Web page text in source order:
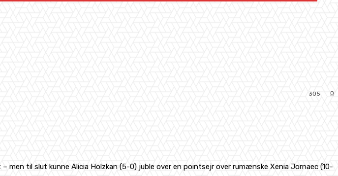
0
305
til slut kunne Alicia Holzkan (5-0) juble over en pointsejr over rumænske Xenia Jornaec (10-